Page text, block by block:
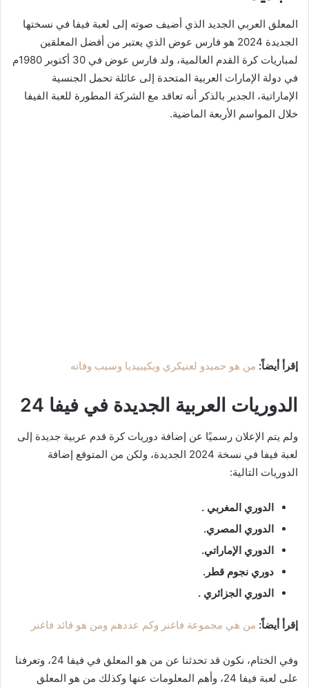
المعلق العربي الجديد الذي أضيف صوته إلى لعبة فيفا في نسختها
الجديدة 2024 هو فارس عوض الذي يعتبر من أفضل المعلقين
لمباريات كرة القدم العالمية، ولد فارس عوض في 30 أكتوبر 1980م
في دولة الإمارات العربية المتحدة إلى عائلة تحمل الجنسية
الإماراتية، الجدير بالذكر أنه تعاقد مع الشركة المطورة للعبة الفيفا
خلال المواسم الأربعة الماضية.
إقرأ أيضاً: من هو حميدو لعنيكري ويكيبيديا وسبب وفاته
الدوريات العربية الجديدة في فيفا 24
ولم يتم الإعلان رسميًا عن إضافة دوريات كرة قدم عربية جديدة إلى
لعبة فيفا في نسخة 2024 الجديدة، ولكن من المتوقع إضافة
الدوريات التالية:
الدوري المغربي .
الدوري المصري.
الدوري الإماراتي.
دوري نجوم قطر.
الدوري الجزائري .
إقرأ أيضاً: من هي مجموعة فاغنر وكم عددهم ومن هو قائد فاغنر
وفي الختام، نكون قد تحدثنا عن من هو المعلق في فيفا 24، وتعرفنا
على لعبة فيفا 24، وأهم المعلومات عنها وكذلك من هو المعلق